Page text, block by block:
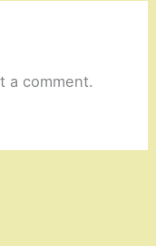
a comment.